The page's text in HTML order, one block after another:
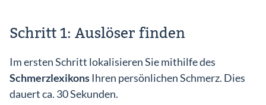
Schritt 1: Auslöser finden
Im ersten Schritt lokalisieren Sie mithilfe des
SchmerzlexikonsIhren persönlichen Schmerz. Dies
dauert ca. 30 Sekunden.